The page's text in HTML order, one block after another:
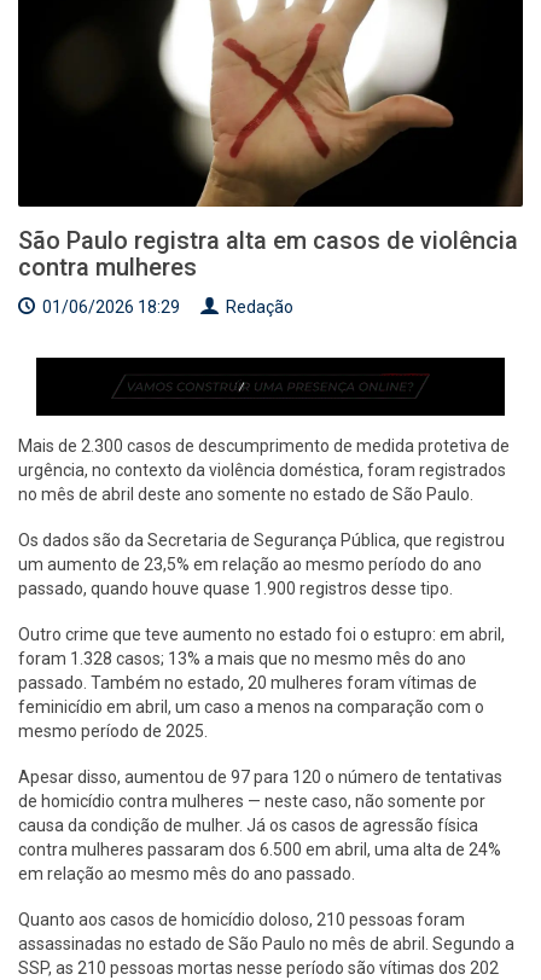
São Paulo registra alta em casos de violência
contra mulheres
01/06/2026 18:29 Redação
Mais de 2.300 casos de descumprimento de medida protetiva de
urgência, no contexto da violência doméstica, foram registrados
no mês de abril deste ano somente no estado de São Paulo.
Os dados são da Secretaria de Segurança Pública, que registrou
um aumento de 23,5% em relação ao mesmo período do ano
passado, quando houve quase 1.900 registros desse tipo.
Outro crime que teve aumento no estado foi o estupro: em abril,
foram 1.328 casos; 13% a mais que no mesmo mês do ano
passado. Também no estado, 20 mulheres foram vítimas de
feminicídio em abril, um caso a menos na comparação com o
mesmo período de 2025.
Apesar disso, aumentou de 97 para 120 o número de tentativas
de homicídio contra mulheres — neste caso, não somente por
causa da condição de mulher. Já os casos de agressão física
contra mulheres passaram dos 6.500 em abril, uma alta de 24%
em relação ao mesmo mês do ano passado.
Quanto aos casos de homicídio doloso, 210 pessoas foram
assassinadas no estado de São Paulo no mês de abril. Segundo a
SSP, as 210 pessoas mortas nesse período são vítimas dos 202